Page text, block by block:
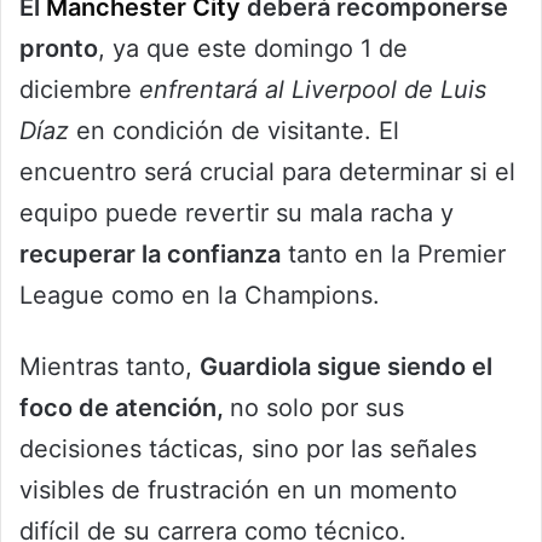
El Manchester City deberá recomponerse
pronto, ya que este domingo 1 de
diciembre enfrentará al Liverpool de Luis
Díaz en condición de visitante. El
encuentro será crucial para determinar si el
equipo puede revertir su mala racha y
recuperar la confianza tanto en la Premier
League como en la Champions.
Mientras tanto, Guardiola sigue siendo el
foco de atención, no solo por sus
decisiones tácticas, sino por las señales
visibles de frustración en un momento
difícil de su carrera como técnico.